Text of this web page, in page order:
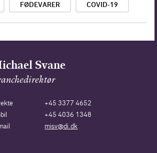
FØDEVARER COVID-19
Svane
+45 3377 4652
+45 4036 1348
misv@di.dk